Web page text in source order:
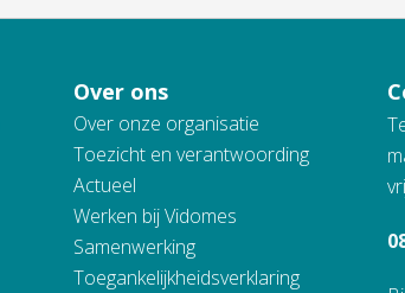
Over ons
Over onze organisatie
Toezicht en verantwoording
Actueel
Werken bij Vidomes
Samenwerking
Toegankelijkheidsverklaring